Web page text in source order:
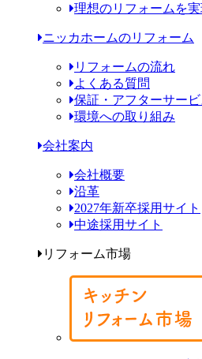
理想のリフォームを
ニッカホームのリフォーム
リフォームの流れ
よくある質問
保証・アフターサービ
環境への取り組み
会社案内
会社概要
沿革
2027年新卒採用サイト
中途採用サイト
リフォーム市場